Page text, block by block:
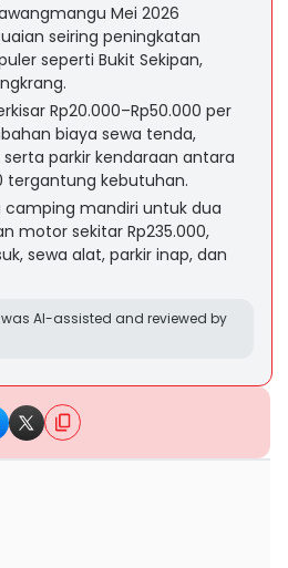
Mei 2026
seiring peningkatan
seperti Bukit Sekipan,
Rp20.000–Rp50.000 per
biaya sewa tenda,
parkir kendaraan antara
tergantung kebutuhan.
camping mandiri untuk dua
motor sekitar Rp235.000,
sewa alat, parkir inap, dan
AI-assisted and reviewed by